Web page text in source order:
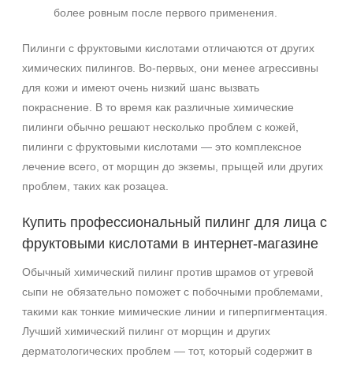
более ровным после первого применения.
Пилинги с фруктовыми кислотами отличаются от других
химических пилингов. Во-первых, они менее агрессивны
для кожи и имеют очень низкий шанс вызвать
покраснение. В то время как различные химические
пилинги обычно решают несколько проблем с кожей,
пилинги с фруктовыми кислотами — это комплексное
лечение всего, от морщин до экземы, прыщей или других
проблем, таких как розацеа.
Купить профессиональный пилинг для лица с
фруктовыми кислотами в интернет-магазине
Обычный химический пилинг против шрамов от угревой
сыпи не обязательно поможет с побочными проблемами,
такими как тонкие мимические линии и гиперпигментация.
Лучший химический пилинг от морщин и других
дерматологических проблем — тот, который содержит в